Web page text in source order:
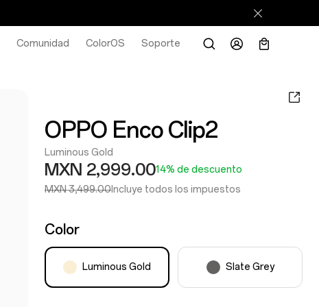
Comunidad ColorOS Soporte
OPPO Enco Clip2
Luminous Gold
MXN 2,999.0014% de descuento
MXN 3,499.00Incluye todos los impuestos
Color
Luminous Gold Slate Grey